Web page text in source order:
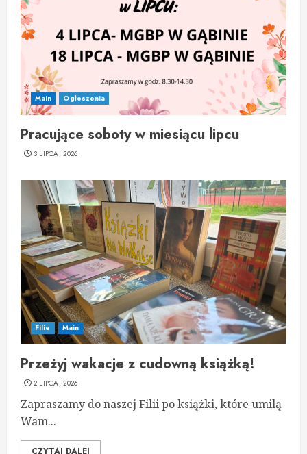
Main Ogłoszenia
Pracujące soboty w miesiącu lipcu
3 LIPCA, 2026
Filie Main
Przeżyj wakacje z cudowną książką!
2 LIPCA, 2026
Zapraszamy do naszej Filii po książki, które umilą
Wam...
CZYTAJ DALEJ